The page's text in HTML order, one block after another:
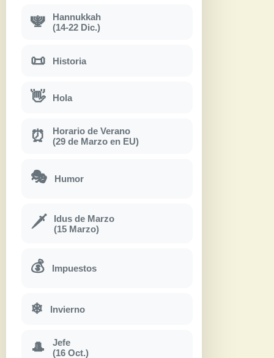
🕎
Hannukkah
(14-22 Dic.)
📜 Historia
👋 Hola
⏰
Horario de Verano
(29 de Marzo en EU)
🎭 Humor
🗡
Idus de Marzo
(15 Marzo)
💰 Impuestos
❄ Invierno
🎩
Jefe
(16 Oct.)